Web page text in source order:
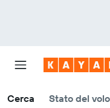
Cerca Stato del volo